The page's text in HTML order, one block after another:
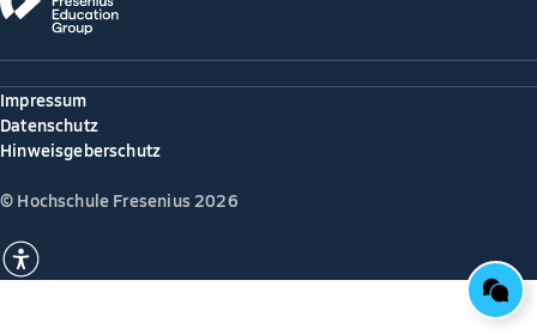
Impressum
Datenschutz
Hinweisgeberschutz
© Hochschule Fresenius 2026